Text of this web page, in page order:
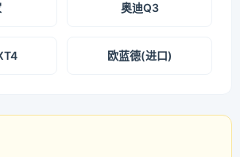
奥迪Q3
欧蓝德(进口)